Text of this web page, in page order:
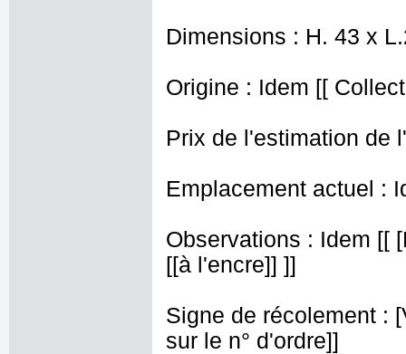
Dimensions : H. 43 x
Origine : Idem [[
Prix de l'estimation de
Emplacement actuel :
Observations : Idem [[
[[à l'encre]] ]]
Signe de récolement :
sur le n° d'ordre]]